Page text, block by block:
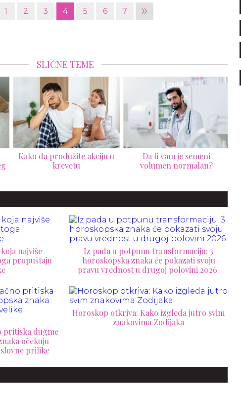
1 2 3 4 5 6 7 »
SLIČNE TEME
Kako da produžite akciju u
krevetu
Da li vam je semeni
volumen normalan?
najviše
propuštaju
Iz pada u potpunu transformaciju: 3
horoskopska znaka će pokazati svoju
pravu vrednost u drugoj polovini 2026.
pritiska dugme
očekuju
prilike
Horoskop otkriva: Kako izgleda jutro svim
znakovima Zodijaka